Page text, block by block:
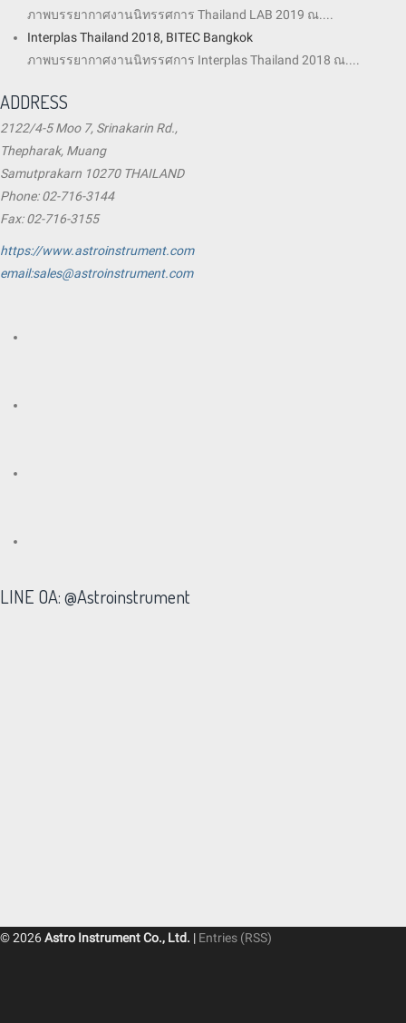
ภาพบรรยากาศงานนิทรรศการ Thailand LAB 2019 ณ....
Interplas Thailand 2018, BITEC Bangkok
ภาพบรรยากาศงานนิทรรศการ Interplas Thailand 2018 ณ....
ADDRESS
2122/4-5 Moo 7, Srinakarin Rd.,
Thepharak, Muang
Samutprakarn 10270 THAILAND
Phone: 02-716-3144
Fax: 02-716-3155
https://www.astroinstrument.com
email:sales@astroinstrument.com
LINE OA: @Astroinstrument
© 2026Astro Instrument Co., Ltd. | Entries (RSS)